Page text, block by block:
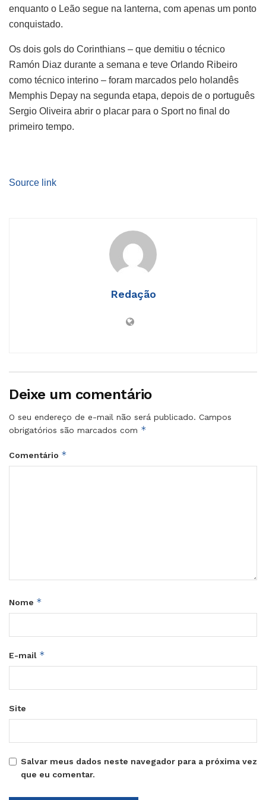
enquanto o Leão segue na lanterna, com apenas um ponto
conquistado.
Os dois gols do Corinthians – que demitiu o técnico
Ramón Diaz durante a semana e teve Orlando Ribeiro
como técnico interino – foram marcados pelo holandês
Memphis Depay na segunda etapa, depois de o português
Sergio Oliveira abrir o placar para o Sport no final do
primeiro tempo.
Source link
Redação
Deixe um comentário
O seu endereço de e-mail não será publicado. Campos
obrigatórios são marcados com *
Comentário *
Nome *
E-mail *
Site
Salvar meus dados neste navegador para a próxima vez
que eu comentar.